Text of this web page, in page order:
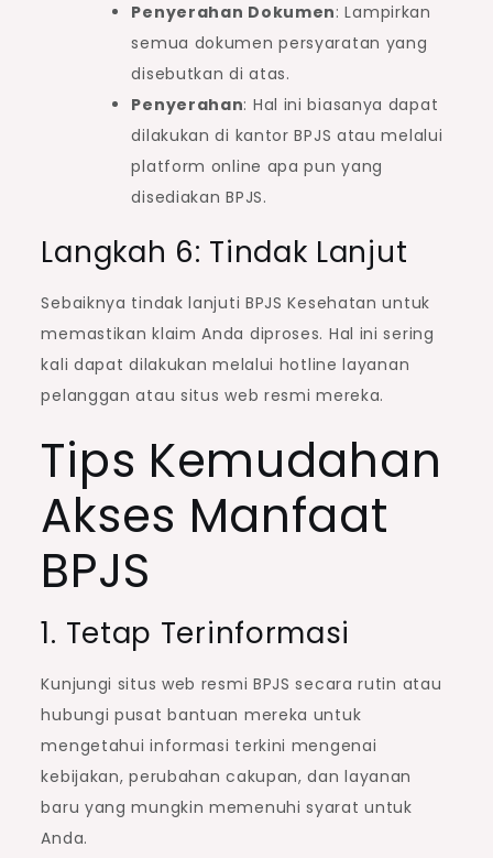
Penyerahan Dokumen: Lampirkan
semua dokumen persyaratan yang
disebutkan di atas.
Penyerahan: Hal ini biasanya dapat
dilakukan di kantor BPJS atau melalui
platform online apa pun yang
disediakan BPJS.
Langkah 6: Tindak Lanjut
Sebaiknya tindak lanjuti BPJS Kesehatan untuk
memastikan klaim Anda diproses. Hal ini sering
kali dapat dilakukan melalui hotline layanan
pelanggan atau situs web resmi mereka.
Tips Kemudahan
Akses Manfaat
BPJS
1. Tetap Terinformasi
Kunjungi situs web resmi BPJS secara rutin atau
hubungi pusat bantuan mereka untuk
mengetahui informasi terkini mengenai
kebijakan, perubahan cakupan, dan layanan
baru yang mungkin memenuhi syarat untuk
Anda.